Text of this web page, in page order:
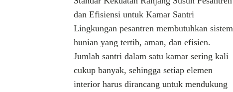
dan Efisiensi untuk Kamar Santri
Lingkungan pesantren membutuhkan sistem
hunian yang tertib, aman, dan efisien.
Jumlah santri dalam satu kamar sering kali
cukup banyak, sehingga setiap elemen
interior harus dirancang untuk mendukung